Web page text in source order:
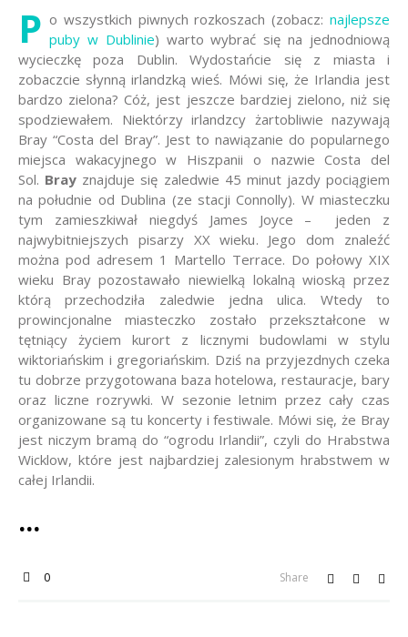
P o wszystkich piwnych rozkoszach (zobacz: najlepsze
puby w Dublinie) warto wybrać się na jednodniową
wycieczkę poza Dublin. Wydostańcie się z miasta i
zobaczcie słynną irlandzką wieś. Mówi się, że Irlandia jest
bardzo zielona? Cóż, jest jeszcze bardziej zielono, niż się
spodziewałem. Niektórzy irlandzcy żartobliwie nazywają
Bray “Costa del Bray”. Jest to nawiązanie do popularnego
miejsca wakacyjnego w Hiszpanii o nazwie Costa del
Sol. Bray znajduje się zaledwie 45 minut jazdy pociągiem
na południe od Dublina (ze stacji Connolly). W miasteczku
tym zamieszkiwał niegdyś James Joyce – jeden z
najwybitniejszych pisarzy XX wieku. Jego dom znaleźć
można pod adresem 1 Martello Terrace. Do połowy XIX
wieku Bray pozostawało niewielką lokalną wioską przez
którą przechodziła zaledwie jedna ulica. Wtedy to
prowincjonalne miasteczko zostało przekształcone w
tętniący życiem kurort z licznymi budowlami w stylu
wiktoriańskim i gregoriańskim. Dziś na przyjezdnych czeka
tu dobrze przygotowana baza hotelowa, restauracje, bary
oraz liczne rozrywki. W sezonie letnim przez cały czas
organizowane są tu koncerty i festiwale. Mówi się, że Bray
jest niczym bramą do “ogrodu Irlandii”, czyli do Hrabstwa
Wicklow, które jest najbardziej zalesionym hrabstwem w
całej Irlandii.
0 Share